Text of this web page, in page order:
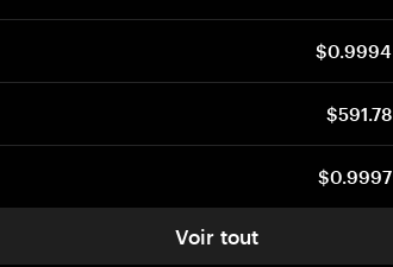
$0.9994
$591.78
$0.9997
Voir tout